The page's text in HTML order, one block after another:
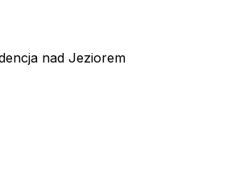
nad Jeziorem